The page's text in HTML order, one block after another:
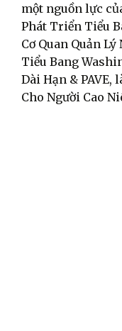
một nguồn lực
Phát Triển Tiểu
Cơ Quan Quản
Tiểu Bang
Dài Hạn & PAVE,
Cho Người Cao